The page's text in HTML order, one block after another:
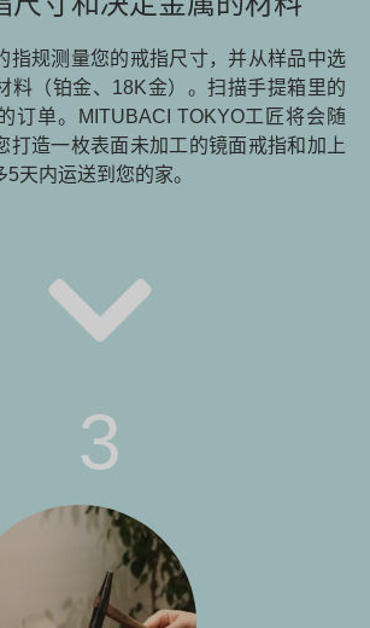
指规测量您的戒指尺寸，并从样品中选
料（铂金、18K金）。扫描手提箱里的
订单。MITUBACI TOKYO工匠将会随
打造一枚表面未加工的镜面戒指和加上
天内运送到您的家。
3